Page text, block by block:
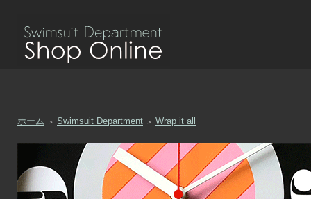
ホーム ＞ Swimsuit Department ＞ Wrap it all